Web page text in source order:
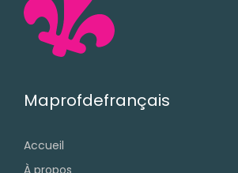
Maprofdefrançais
Accueil